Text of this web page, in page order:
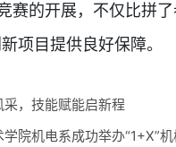
的开展，不仅比拼了
项目提供良好保障。
采，技能赋能启新程
学院机电系成功举办“1+X”